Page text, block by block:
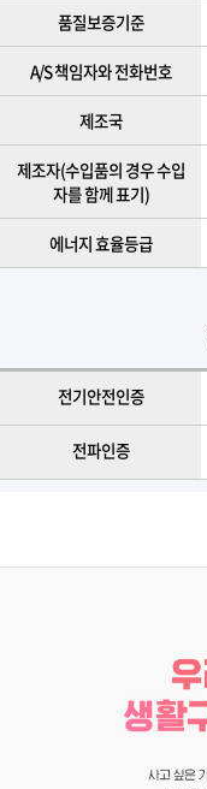
품질보증기준
A/S 책임자와 전화번호
제조국
제조자(수입품의 경우 수입
자를 함께 표기)
에너지 효율등급
전기안전인증
전파인증